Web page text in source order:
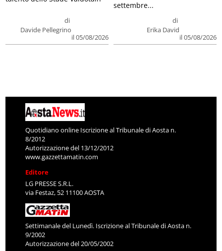
di
Davide Pellegrino
il 05/08/2026
di
Erika David
il 05/08/2026
settembre...
Quotidiano online Iscrizione al Tribunale di Aosta n.
8/2012
Autorizzazione del 13/12/2012
www.gazzettamatin.com
Editore
LG PRESSE S.R.L.
via Festaz, 52 11100 AOSTA
Settimanale del Lunedì. Iscrizione al Tribunale di Aosta n.
9/2002
Autorizzazione del 20/05/2002